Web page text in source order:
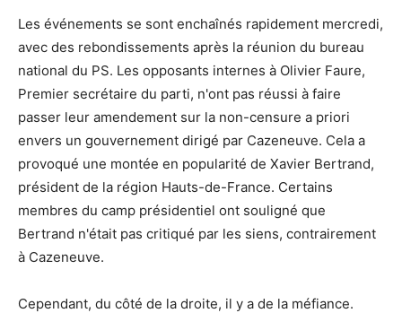
Les événements se sont enchaînés rapidement mercredi,
avec des rebondissements après la réunion du bureau
national du PS. Les opposants internes à Olivier Faure,
Premier secrétaire du parti, n'ont pas réussi à faire
passer leur amendement sur la non-censure a priori
envers un gouvernement dirigé par Cazeneuve. Cela a
provoqué une montée en popularité de Xavier Bertrand,
président de la région Hauts-de-France. Certains
membres du camp présidentiel ont souligné que
Bertrand n'était pas critiqué par les siens, contrairement
à Cazeneuve.
Cependant, du côté de la droite, il y a de la méfiance.